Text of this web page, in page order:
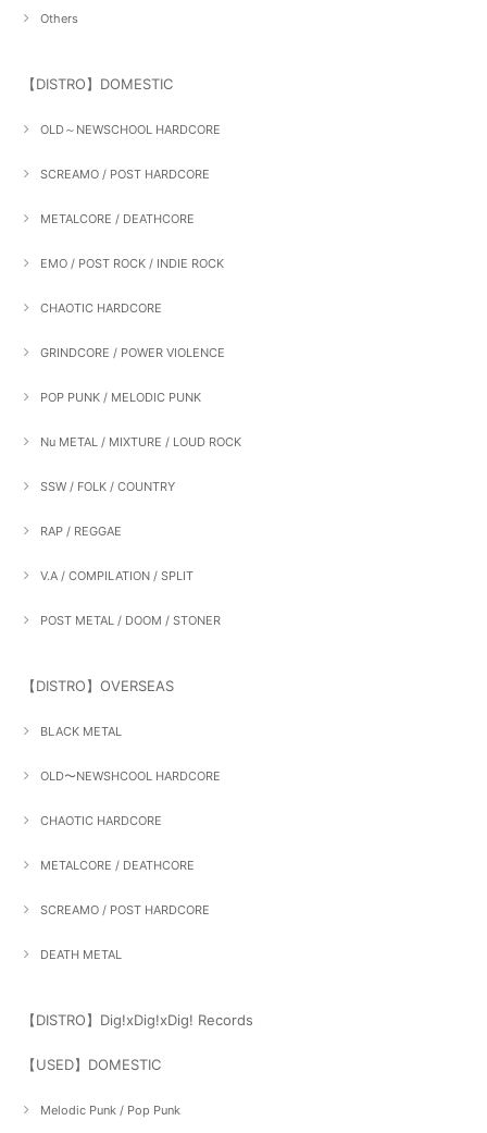
Others
【DISTRO】DOMESTIC
OLD～NEWSCHOOL HARDCORE
SCREAMO / POST HARDCORE
METALCORE / DEATHCORE
EMO / POST ROCK / INDIE ROCK
CHAOTIC HARDCORE
GRINDCORE / POWER VIOLENCE
POP PUNK / MELODIC PUNK
Nu METAL / MIXTURE / LOUD ROCK
SSW / FOLK / COUNTRY
RAP / REGGAE
V.A / COMPILATION / SPLIT
POST METAL / DOOM / STONER
【DISTRO】OVERSEAS
BLACK METAL
OLD〜NEWSHCOOL HARDCORE
CHAOTIC HARDCORE
METALCORE / DEATHCORE
SCREAMO / POST HARDCORE
DEATH METAL
【DISTRO】Dig!xDig!xDig! Records
【USED】DOMESTIC
Melodic Punk / Pop Punk